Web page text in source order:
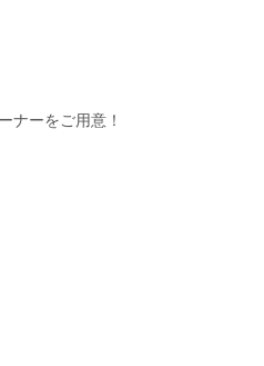
ナーをご用意！